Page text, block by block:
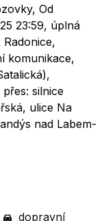
Od
23:59, úplná
komunikace,
silnice
ulice Na
nad Labem-
dopravní